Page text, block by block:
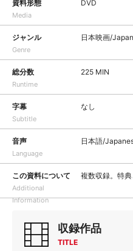
資料形態
Media
DVD
ジャンル
Genre
日本映画/
総分数
Runtime
225 MIN
字幕
Subtitle
なし
音声
Language
日本語/
この資料について
Additional
Information
複数収録。特典
収録作品
TITLE